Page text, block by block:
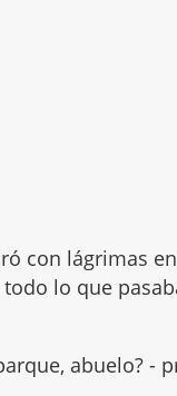
con lágrimas
lo que
abuelo? -